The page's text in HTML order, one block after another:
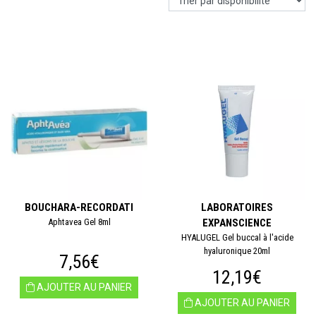
BOUCHARA-RECORDATI
Aphtavea Gel 8ml
7,56€
AJOUTER AU PANIER
LABORATOIRES
EXPANSCIENCE
HYALUGEL Gel buccal à l'acide
hyaluronique 20ml
12,19€
AJOUTER AU PANIER